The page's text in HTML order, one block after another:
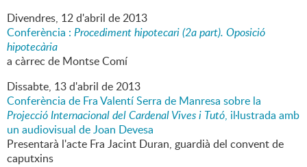
Divendres, 12d'abril de2013
Conferència : Procediment hipotecari (2a part). Oposició
hipotecària
a càrrec de Montse Comí
Dissabte, 13d'abril de2013
Conferència de Fra Valentí Serra de Manresa sobre la
Projecció Internacional del Cardenal Vives i Tutó, il·lustrada amb
un audiovisual de Joan Devesa
Presentarà l'acte Fra Jacint Duran, guardià del convent de
caputxins